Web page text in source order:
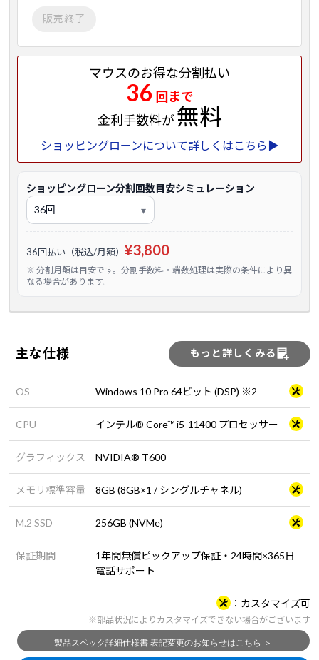
販売終了
マウスのお得な分割払い
36 回まで
金利手数料が無料
ショッピングローンについて詳しくはこちら▶
ショッピングローン分割回数目安シミュレーション
36回払い（税込/月額） ¥3,800
※ 分割月額は目安です。分割手数料・端数処理は実際の条件により異
なる場合があります。
主な仕様 もっと詳しくみる
OS Windows 10 Pro 64ビット (DSP) ※2
CPU インテル® Core™ i5-11400 プロセッサー
グラフィックス NVIDIA® T600
メモリ標準容量 8GB (8GB×1 / シングルチャネル)
M.2 SSD 256GB (NVMe)
保証期間
1年間無償ピックアップ保証・24時間×365日
電話サポート
カスタマイズ可
※部品状況によりカスタマイズできない場合がございます